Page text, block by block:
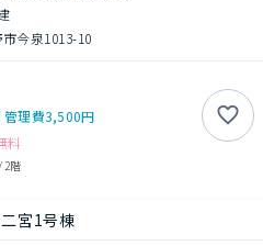
今泉1013-10
管理費3,500円
料
/ 2階
宮1号棟